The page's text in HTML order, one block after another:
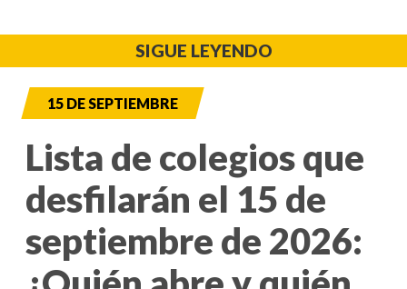
SIGUE LEYENDO
15 DE SEPTIEMBRE
Lista de colegios que
desfilarán el 15 de
septiembre de 2026: